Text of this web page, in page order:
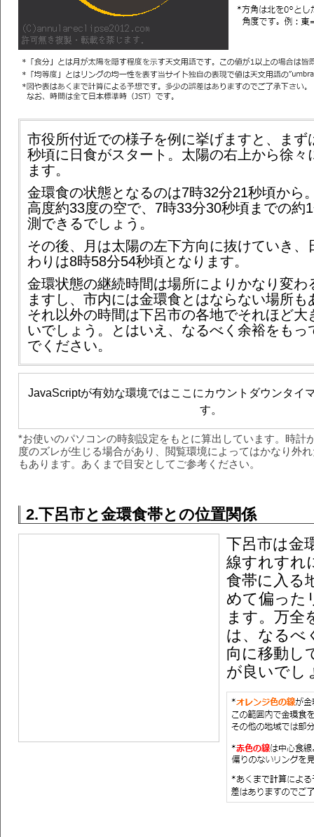
市役所付近での様子を例に挙げますと、まず
秒頃に日食がスタート。太陽の右上から徐々
ます。
金環食の状態となるのは7時32分21秒頃から
高度約33度の空で、7時33分30秒頃までの約
測できるでしょう。
その後、月は太陽の左下方向に抜けていき、
わりは8時58分54秒頃となります。
金環状態の継続時間は場所によりかなり変わ
ますし、市内には金環食とはならない場所も
それ以外の時間は下呂市の各地でそれほど大
いでしょう。とはいえ、なるべく余裕をもっ
でください。
JavaScriptが有効な環境ではここにカウントダウンタイ
す。
*お使いのパソコンの時刻設定をもとに算出しています。時計
度のズレが生じる場合があり、閲覧環境によってはかなり外
もあります。あくまで目安としてご参考ください。
2.下呂市と金環食帯との位置関係
下呂市は金
線すれすれ
食帯に入る
めて偏った
ます。万全
は、なるべ
向に移動し
が良いでし